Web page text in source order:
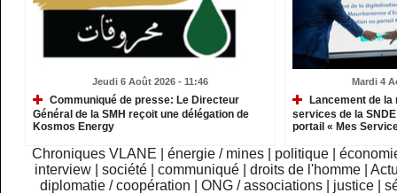
Jeudi 6 Août 2026 - 11:46
Communiqué de presse: Le Directeur
Général de la SMH reçoit une délégation de
Kosmos Energy
Mardi 4
Lancement de
services de la
portail « Mes
Chroniques VLANE énergie / mines politique
interview
|société |communiqué |droits de l'homme |
diplomatie / coopération
ONG / associations justice